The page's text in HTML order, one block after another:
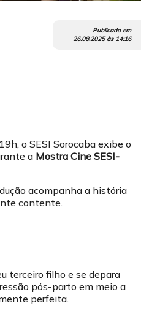
Publicado em
26.08.2025às 14:16
o SESI Sorocaba exibe o
a Mostra Cine SESI-
acompanha a história
contente.
terceiro filho e se depara
pós-parto em meio a
perfeita.